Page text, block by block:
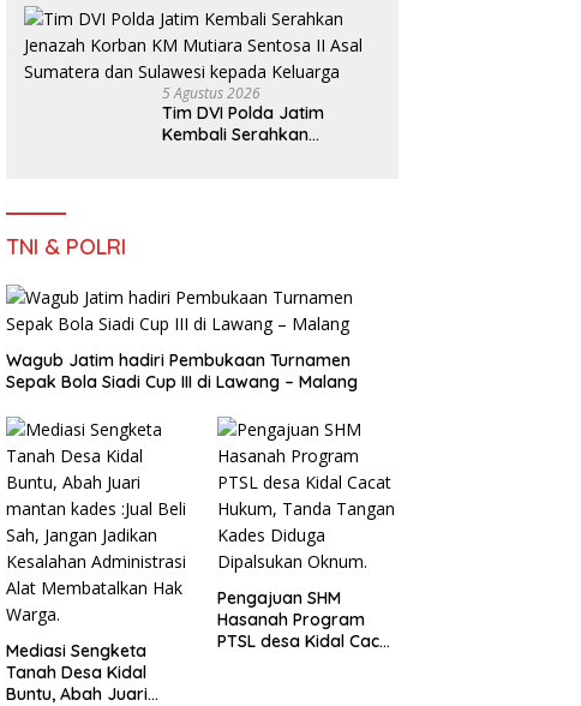
Bersama Taruna Akademi
TNI
5 Agustus 2026
Tim DVI Polda Jatim
Kembali Serahkan
TNI & POLRI
Wagub Jatim hadiri Pembukaan Turnamen
Sepak Bola Siadi Cup III di Lawang – Malang
Mediasi Sengketa
Tanah Desa Kidal
Buntu, Abah Juari
Pengajuan SHM
Hasanah Program
PTSL desa Kidal Cacat